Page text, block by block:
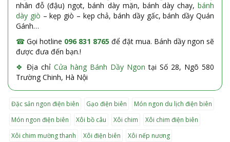
nhân đỗ (đậu) ngọt, bánh dày mặn, bánh dày chay, bánh
dày giò – kẹp giò – kẹp chả, bánh dầy gấc, bánh dầy Quán
Gánh…
☎ Gọi hotline 096 831 8765 để đặt mua. Bánh dầy ngon sẽ
được đưa đến bạn.!
❖ Địa chỉ Cửa hàng Bánh Dầy Ngon tại Số 28, Ngõ 580
Trường Chinh, Hà Nội
đặc sản ngon điện biên gạo điện biên
món ngon du lịch điện biên
món ngon điện biên
xôi bồ câu xôi chim
xôi chim điện biên
xôi chim mường thanh
xôi điện biên
xôi nếp nương